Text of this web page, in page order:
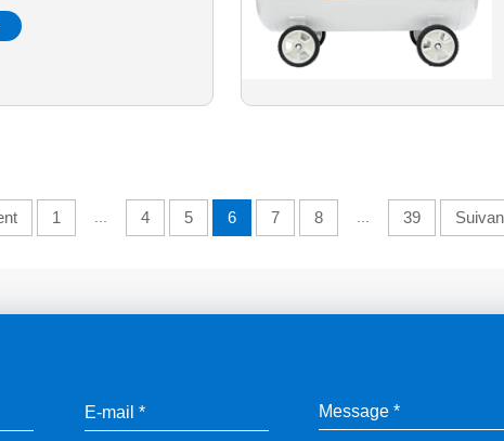
1 ... 4 5 6 7 8 ... 39